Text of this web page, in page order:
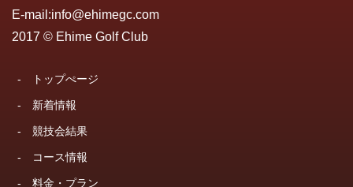
E-mail:info@ehimegc.com
2017 © Ehime Golf Club
- トップぺージ
- 新着情報
- 競技会結果
- コース情報
- 料金・プラン